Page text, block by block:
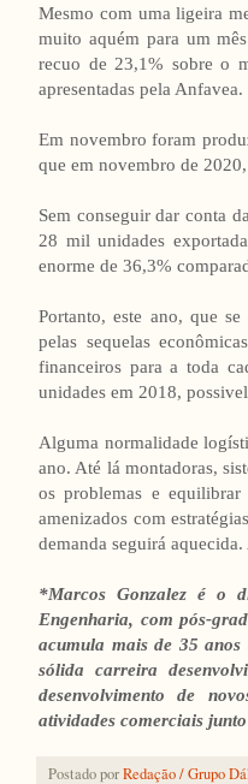
Mesmo com uma ligeira
muito aquém para um
recuo de 23,1% sobre o
apresentadas pela Anfavea.
Em novembro foram
que em novembro de
Sem conseguir dar conta
28 mil unidades
enorme de 36,3%
Portanto, este ano, que
pelas sequelas
financeiros para a toda
unidades em 2018,
Alguma normalidade
ano. Até lá montadoras,
os problemas e
amenizados com
demanda seguirá
*Marcos Gonzalez é o
Engenharia, com pós-
acumula mais de 35 anos
sólida carreira
desenvolvimento de
atividades comerciais
Postado porRedação / Grupo